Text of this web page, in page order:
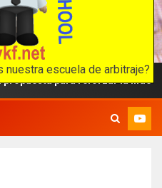
nuestra escuela de arbitraje?
internet
reforzar la independencia